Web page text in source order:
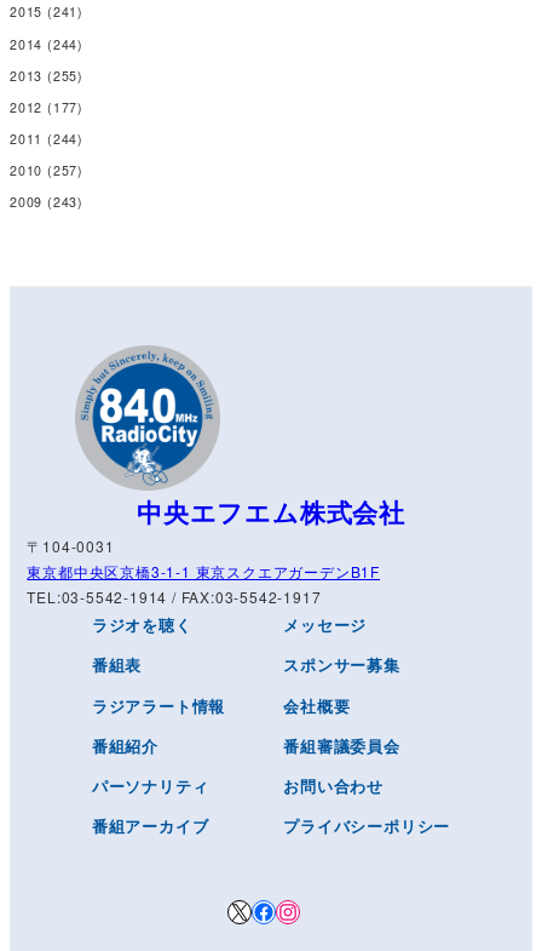
2015 (241)
2014 (244)
2013 (255)
2012 (177)
2011 (244)
2010 (257)
2009 (243)
中央エフエム株式会社
〒104-0031
東京都中央区京橋3-1-1 東京スクエアガーデンB1F
TEL:03-5542-1914 / FAX:03-5542-1917
ラジオを聴く
番組表
ラジアラート情報
番組紹介
パーソナリティ
番組アーカイブ
メッセージ
スポンサー募集
会社概要
番組審議委員会
お問い合わせ
プライバシーポリシー
XFacebook
Instagram